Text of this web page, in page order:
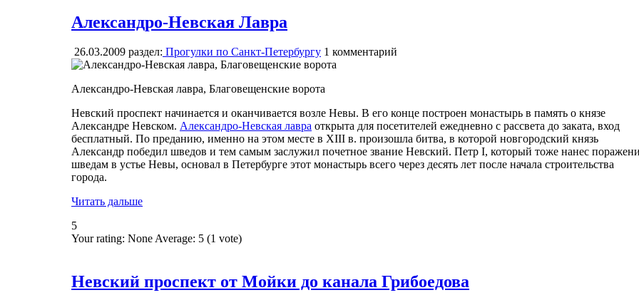
Александро-Невская Лавра
26.03.2009 раздел: Прогулки по Санкт-Петербургу 1 комментарий
Александро-Невская лавра, Благовещенские ворота
Невский проспект начинается и оканчивается возле Невы. В его конце построен монастырь в память о князе
Александре Невском. Александро-Невская лавра открыта для посетителей ежедневно с рассвета до заката, вход
бесплатный. По преданию, именно на этом месте в XIII в. произошла битва, в которой новгородский князь
Александр победил шведов и тем самым заслужил почетное звание Невский. Петр I, который тоже нанес
шведам в устье Невы, основал в Петербурге этот монастырь всего через десять лет после начала строительства
города.
Читать дальше
5
Your rating: NoneAverage: 5 (1 vote)
Невский проспект от Мойки до канала Грибоедова